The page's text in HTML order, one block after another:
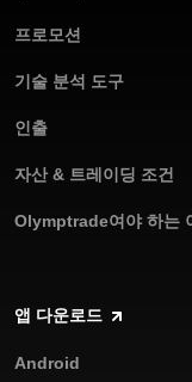
프로모션
기술 분석 도구
인출
자산 & 트레이딩 조건
Olymptrade여야 하는
앱 다운로드
Android